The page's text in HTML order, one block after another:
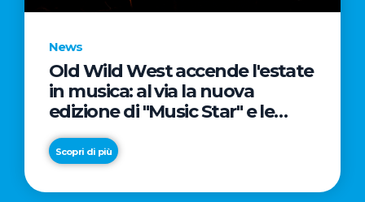
News
Old Wild West accende l'estate
in musica: al via la nuova
edizione di "Music Star" e le
prestigiose partnership con
Radio Italia e Live Nation
Scopri di più